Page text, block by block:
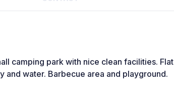
camping park with nice clean facilities. Flat
water. Barbecue area and playground.